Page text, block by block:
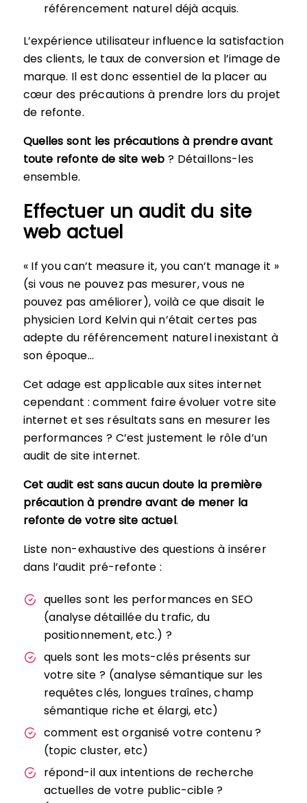
référencement naturel déjà acquis.
L’expérience utilisateur influence la satisfaction
des clients, le taux de conversion et l’image de
marque. Il est donc essentiel de la placer au
cœur des précautions à prendre lors du projet
de refonte.
Quelles sont les précautions à prendre avant
toute refonte de site web ? Détaillons-les
ensemble.
Effectuer un audit du site
web actuel
« If you can’t measure it, you can’t manage it »
(si vous ne pouvez pas mesurer, vous ne
pouvez pas améliorer), voilà ce que disait le
physicien Lord Kelvin qui n’était certes pas
adepte du référencement naturel inexistant à
son époque…
Cet adage est applicable aux sites internet
cependant : comment faire évoluer votre site
internet et ses résultats sans en mesurer les
performances ? C’est justement le rôle d’un
audit de site internet.
Cet audit est sans aucun doute la première
précaution à prendre avant de mener la
refonte de votre site actuel.
Liste non-exhaustive des questions à insérer
dans l’audit pré-refonte :
quelles sont les performances en SEO
(analyse détaillée du trafic, du
positionnement, etc.) ?
quels sont les mots-clés présents sur
votre site ? (analyse sémantique sur les
requêtes clés, longues traînes, champ
sémantique riche et élargi, etc)
comment est organisé votre contenu ?
(topic cluster, etc)
répond-il aux intentions de recherche
actuelles de votre public-cible ?